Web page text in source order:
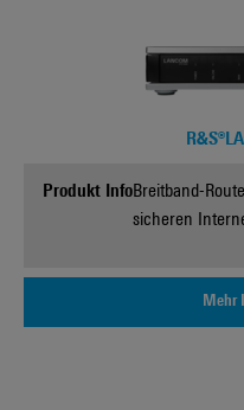
Produkt InfoBreitband-
sicheren
Mehr